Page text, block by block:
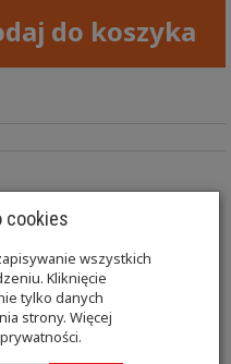
do koszyka
wysokości
elektrycznego
W standardzie
otworem na twarz i
cookies
wszystkich
Kliknięcie
tylko danych
strony. Więcej
.